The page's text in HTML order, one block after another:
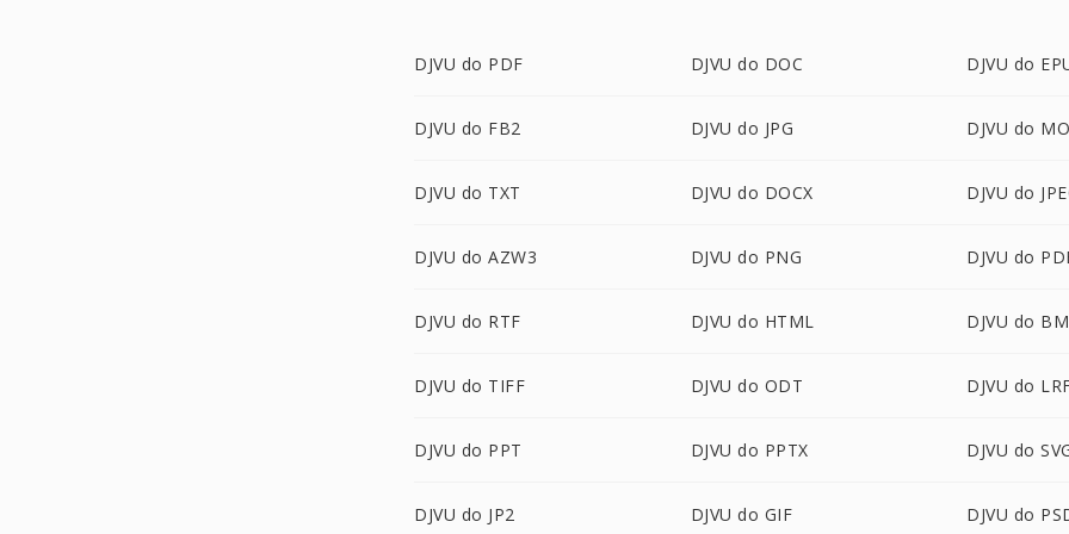
DJVU do PDF DJVU do DOC DJVU do
DJVU do FB2 DJVU do JPG DJVU do
DJVU do TXT DJVU do DOCX DJVU do
DJVU do AZW3 DJVU do PNG DJVU do
DJVU do RTF DJVU do HTML DJVU do
DJVU do TIFF DJVU do ODT DJVU do
DJVU do PPT DJVU do PPTX DJVU do
DJVU do JP2 DJVU do GIF DJVU do